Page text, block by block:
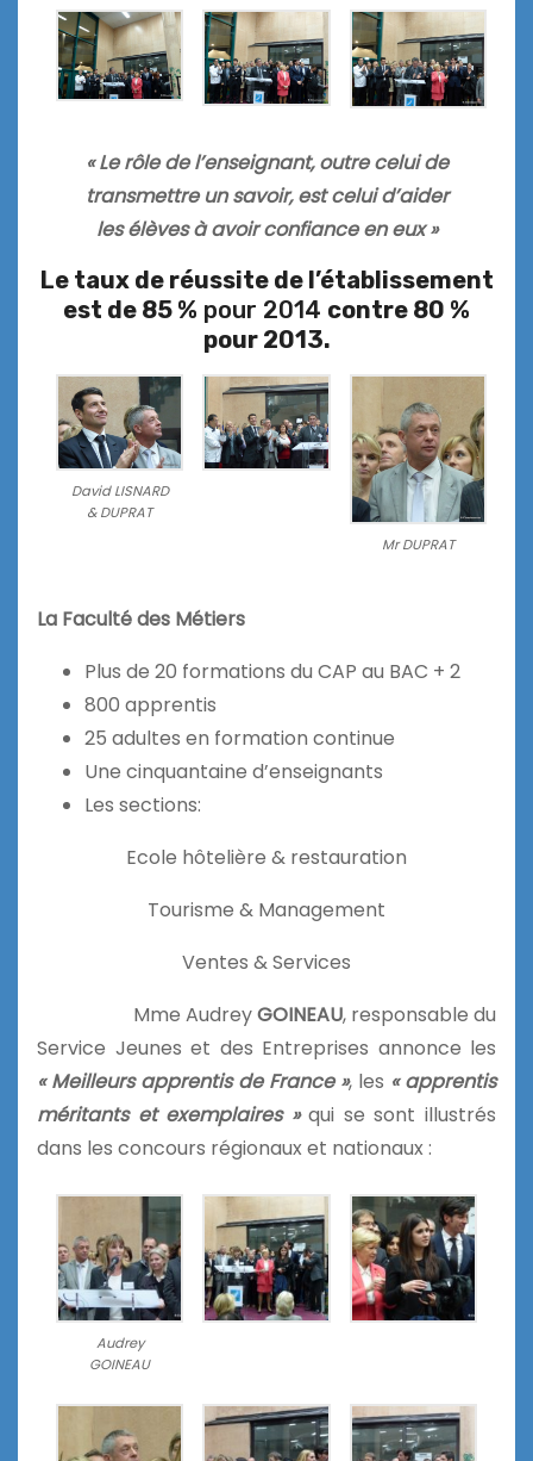
« Le rôle de l’enseignant, outre celui de
transmettre un savoir, est celui d’aider
les élèves à avoir confiance en eux »
Le taux de réussite de l’établissement
est de 85 % pour 2014 contre 80 %
pour 2013.
David LISNARD
& DUPRAT
Mr DUPRAT
La Faculté des Métiers
Plus de 20 formations du CAP au BAC + 2
800 apprentis
25 adultes en formation continue
Une cinquantaine d’enseignants
Les sections:
Ecole hôtelière & restauration
Tourisme & Management
Ventes & Services
Mme AudreyGOINEAU, responsable du
Service Jeunes et des Entreprises annonce les
« Meilleurs apprentis de France », les « apprentis
méritants et exemplaires »qui se sont illustrés
dans les concours régionaux et nationaux :
Audrey
GOINEAU